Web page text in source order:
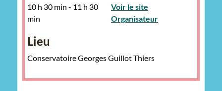
10 h 30 min - 11 h 30
min
Lieu
Conservatoire Georges Guillot Thiers
Voir le site
Organisateur